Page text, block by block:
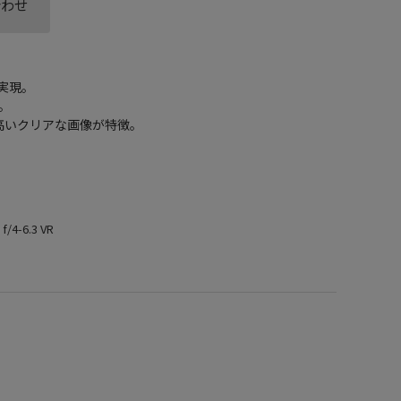
せ
。
クリアな画像が特徴。
4-6.3 VR